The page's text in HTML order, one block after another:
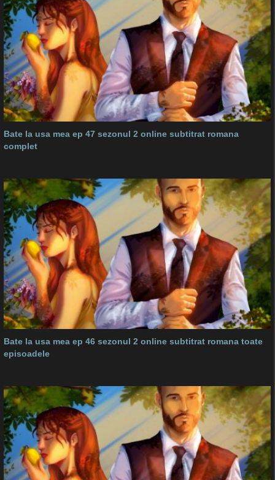
Bate la usa mea ep 47 sezonul 2 online subtitrat romana
complet
Bate la usa mea ep 46 sezonul 2 online subtitrat romana toate
episoadele